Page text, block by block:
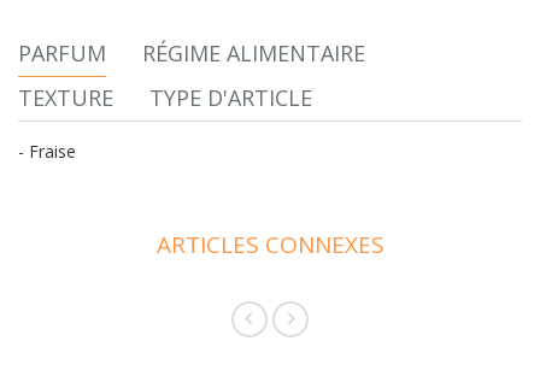
PARFUM
RÉGIME ALIMENTAIRE
TEXTURE
TYPE D'ARTICLE
- Fraise
ARTICLES CONNEXES